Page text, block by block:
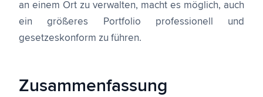
an einem Ort zu verwalten, macht es möglich, auch
ein größeres Portfolio professionell und
gesetzeskonform zu führen.
Zusammenfassung